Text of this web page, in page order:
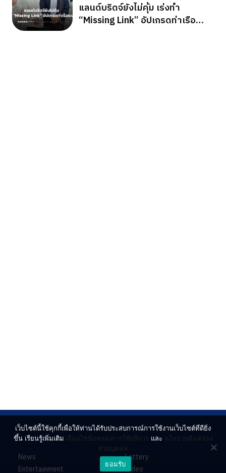
แลนด์บริดจ์ยังไม่คุ้ม เร่งทำ
“Missing Link” อัปเกรดท่าเรือ
News
Entertainment
Lottery
Video
เว็บไซต์นี้ใช้คุกกี้เพื่อให้ท่านได้รับประสบการณ์การใช้งานเว็บไซต์ที่ดียิ่ง
ขึ้น เรียนรู้เพิ่มเติม เงื่อนไขข้อตกลงการใช้บริการ และ นโยบายคุ้มครอง
ส่วนบุคคล
ยอมรับ